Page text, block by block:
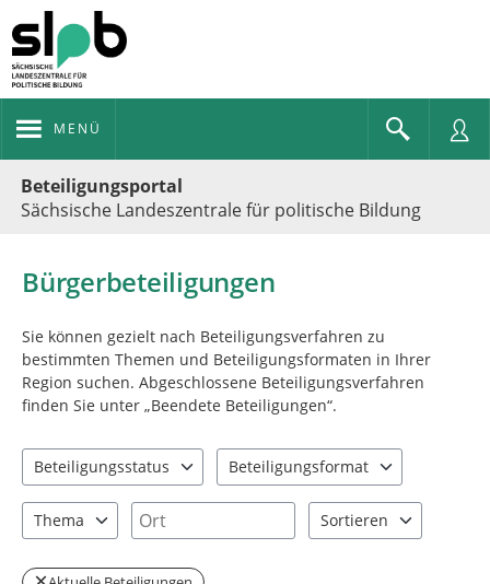
MENÜ
Beteiligungsportal
Sächsische Landeszentrale für politische Bildung
Bürgerbeteiligungen
Sie können gezielt nach Beteiligungsverfahren zu
bestimmten Themen und Beteiligungsformaten in Ihrer
Region suchen. Abgeschlossene Beteiligungsverfahren
finden Sie unter „Beendete Beteiligungen“.
Beteiligungsstatus
Beteiligungsformat
Thema
Ort
Sortieren